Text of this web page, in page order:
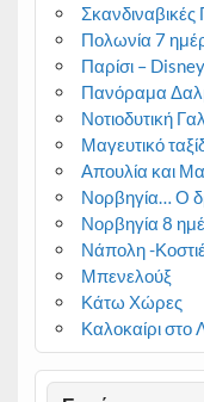
Πολωνία 7
Παρίσι –
Πανόραμα
Νοτιοδυτική
Μαγευτικό
Απουλία και
Νορβηγία… Ο
Νορβηγία 8
Νάπολη -
Μπενελούξ
Κάτω Χώρες
Καλοκαίρι στο